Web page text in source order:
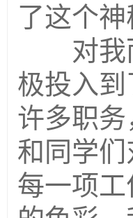
了这个
对我而
极投入
许多职
和同学
每一项